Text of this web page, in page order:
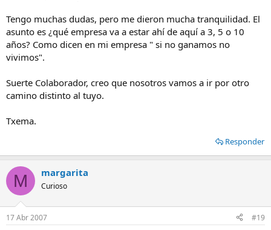
Tengo muchas dudas, pero me dieron mucha tranquilidad. El
asunto es ¿qué empresa va a estar ahí de aquí a 3, 5 o 10
años? Como dicen en mi empresa " si no ganamos no
vivimos".
Suerte Colaborador, creo que nosotros vamos a ir por otro
camino distinto al tuyo.
Txema.
Responder
M margarita
Curioso
17 Abr 2007 #19